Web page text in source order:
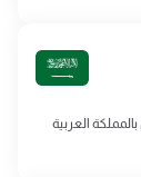
العربية